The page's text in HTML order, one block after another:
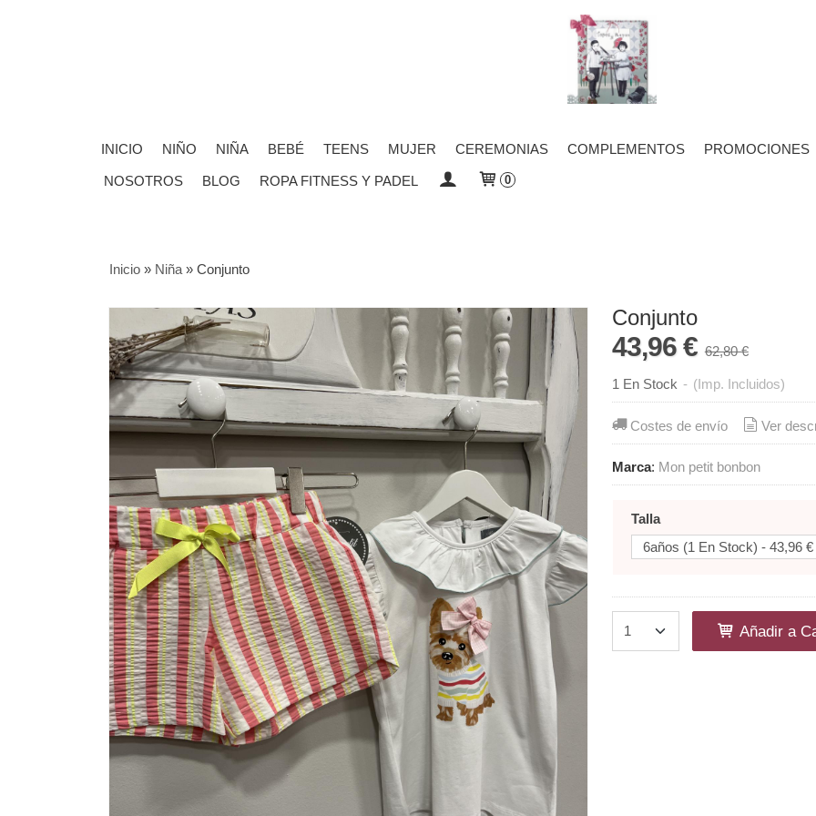
INICIO NIÑO NIÑA BEBÉ TEENS MUJER CEREMONIAS COMPLEMENTOS PROMOCIONES
NOSOTROS BLOG ROPA FITNESS Y PADEL 0
Inicio» Niña» Conjunto
Conjunto
43,96 € 62,80 €
1 En Stock - (Imp. Incluidos)
Costes de envío Ver
Marca: Mon petit bonbon
Talla
Añadir a